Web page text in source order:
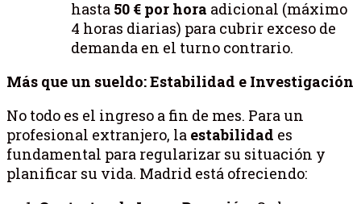
hasta 50 € por hora adicional (máximo
4 horas diarias) para cubrir exceso de
demanda en el turno contrario.
Más que un sueldo: Estabilidad e Investigación
No todo es el ingreso a fin de mes. Para un
profesional extranjero, la estabilidad es
fundamental para regularizar su situación y
planificar su vida. Madrid está ofreciendo: